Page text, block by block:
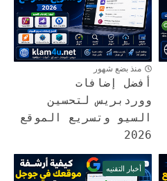
منذ بضع شهور
أفضل إضافات
ووردبريس لتحسين
السيو وتسريع الموقع
2026
أخبار التقنيه